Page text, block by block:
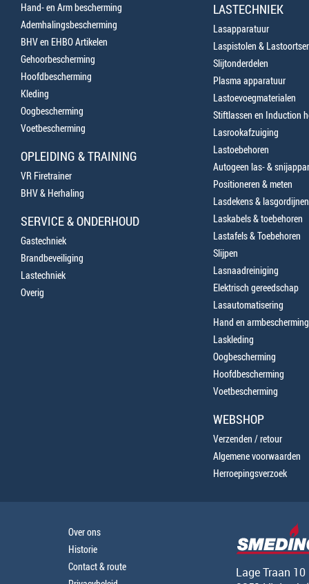
Hand- en Arm bescherming
Ademhalingsbescherming
BHV en EHBO Artikelen
Gehoorbescherming
Hoofdbescherming
Kleding
Oogbescherming
Voetbescherming
OPLEIDING & TRAINING
VR Firetrainer
BHV & Herhaling
SERVICE & ONDERHOUD
Gastechniek
Brandbeveiliging
Lastechniek
Overig
LASTECHNIEK
Lasapparatuur
Laspistolen &
Slijtonderdelen
Plasma apparatuur
Lastoevoegmaterialen
Stiftlassen en Induction
Lasrookafzuiging
Lastoebehoren
Autogeen las- &
Positioneren & meten
Lasdekens & lasgordijnen
Laskabels & toebehoren
Lastafels & Toebehoren
Slijpen
Lasnaadreiniging
Elektrisch gereedschap
Lasautomatisering
Hand en armbescherming
Laskleding
Oogbescherming
Hoofdbescherming
Voetbescherming
WEBSHOP
Verzenden / retour
Algemene voorwaarden
Herroepingsverzoek
Over ons
Historie
Contact & route
Lage Traan 10